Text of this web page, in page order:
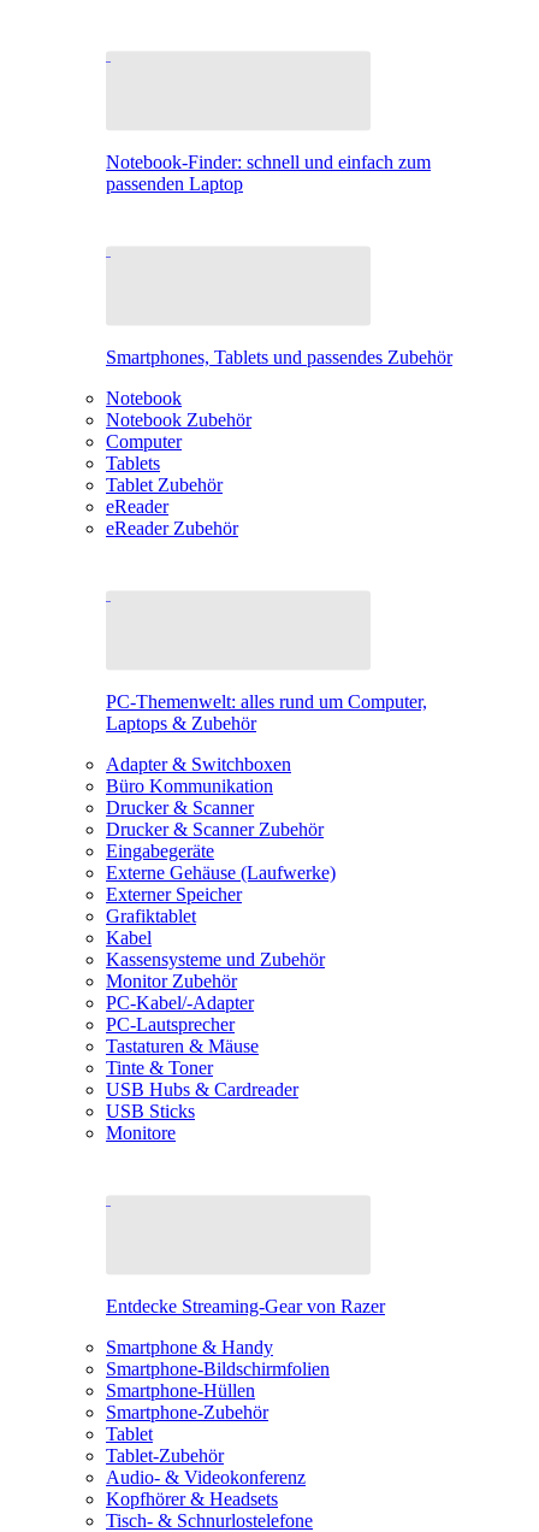
Notebook-Finder: schnell und einfach zum
passenden Laptop
Smartphones, Tablets und passendes Zubehör
Notebook
Notebook Zubehör
Computer
Tablets
Tablet Zubehör
eReader
eReader Zubehör
PC-Themenwelt: alles rund um Computer,
Laptops & Zubehör
Adapter & Switchboxen
Büro Kommunikation
Drucker & Scanner
Drucker & Scanner Zubehör
Eingabegeräte
Externe Gehäuse (Laufwerke)
Externer Speicher
Grafiktablet
Kabel
Kassensysteme und Zubehör
Monitor Zubehör
PC-Kabel/-Adapter
PC-Lautsprecher
Tastaturen & Mäuse
Tinte & Toner
USB Hubs & Cardreader
USB Sticks
Monitore
Entdecke Streaming-Gear von Razer
Smartphone & Handy
Smartphone-Bildschirmfolien
Smartphone-Hüllen
Smartphone-Zubehör
Tablet
Tablet-Zubehör
Audio- & Videokonferenz
Kopfhörer & Headsets
Tisch- & Schnurlostelefone